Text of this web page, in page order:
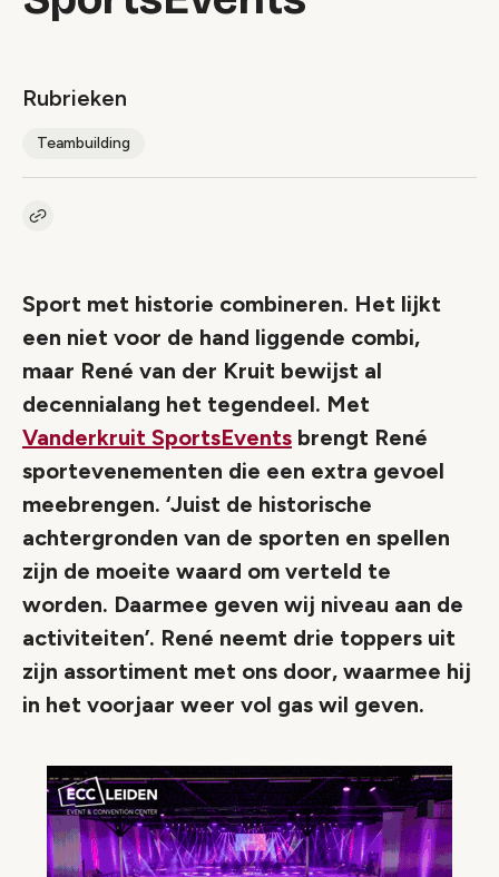
Rubrieken
Teambuilding
Kopieer link naar artikel
Sport met historie combineren. Het lijkt
een niet voor de hand liggende combi,
maar René van der Kruit bewijst al
decennialang het tegendeel. Met
Vanderkruit SportsEvents brengt René
sportevenementen die een extra gevoel
meebrengen. ‘Juist de historische
achtergronden van de sporten en spellen
zijn de moeite waard om verteld te
worden. Daarmee geven wij niveau aan de
activiteiten’. René neemt drie toppers uit
zijn assortiment met ons door, waarmee hij
in het voorjaar weer vol gas wil geven.